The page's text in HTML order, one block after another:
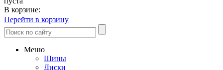
В корзине:
Перейти в корзину
Меню
Шины
Диски